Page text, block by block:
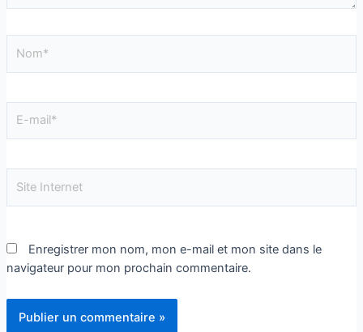
Enregistrer mon nom, mon e-mail et mon site dans le
navigateur pour mon prochain commentaire.